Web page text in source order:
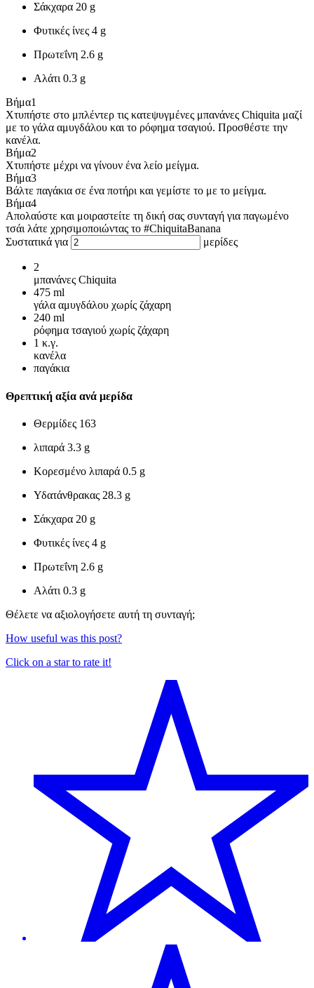
Σάκχαρα 20 g
Φυτικές ίνες 4 g
Πρωτεΐνη 2.6 g
Αλάτι 0.3 g
Βήμα1
Χτυπήστε στο μπλέντερ τις κατεψυγμένες μπανάνες Chiquita μαζί
με το γάλα αμυγδάλου και το ρόφημα τσαγιού. Προσθέστε την
κανέλα.
Βήμα2
Χτυπήστε μέχρι να γίνουν ένα λείο μείγμα.
Βήμα3
Βάλτε παγάκια σε ένα ποτήρι και γεμίστε το με το μείγμα.
Βήμα4
Απολαύστε και μοιραστείτε τη δική σας συνταγή για παγωμένο
τσάι λάτε χρησιμοποιώντας το #ChiquitaBanana
Συστατικά για
μερίδες
2
μπανάνες Chiquita
475 ml
γάλα αμυγδάλου χωρίς ζάχαρη
240 ml
ρόφημα τσαγιού χωρίς ζάχαρη
1 κ.γ.
κανέλα
παγάκια
Θρεπτική αξία ανά μερίδα
Θερμίδες 163
λιπαρά 3.3 g
Κορεσμένο λιπαρά 0.5 g
Υδατάνθρακας 28.3 g
Σάκχαρα 20 g
Φυτικές ίνες 4 g
Πρωτεΐνη 2.6 g
Αλάτι 0.3 g
Θέλετε να αξιολογήσετε αυτή τη συνταγή;
How useful was this post?
Click on a star to rate it!